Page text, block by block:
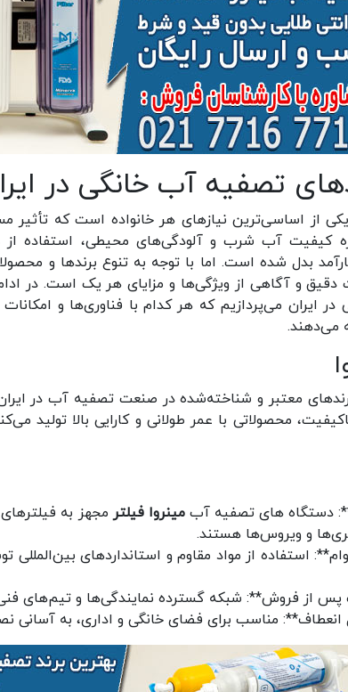
تصفیه آب خانگی در
از اساسی‌ترین نیازهای هر خانواده است که تأثیر
کیفیت آب شرب و آلودگی‌های محیطی، استفاده
بدل شده است. اما با توجه به تنوع برندها و
دقیق و آگاهی از ویژگی‌ها و مزایای هر یک است. در
ایران می‌پردازیم که هر کدام با فناوری‌ها و
می‌دهند.
برندهای معتبر و شناخته‌شده در صنعت تصفیه آب در
محصولاتی با عمر طولانی و کارایی بالا تولید
دستگاه های تصفیه آبمینروا فیلتر مجهز به
و ویروس‌ها هستند.
استفاده از مواد مقاوم و استانداردهای بین‌المللی
از فروش**: شبکه گسترده نمایندگی‌ها و تیم‌های فنی
انعطاف**: مناسب برای فضای خانگی و اداری، به آسانی